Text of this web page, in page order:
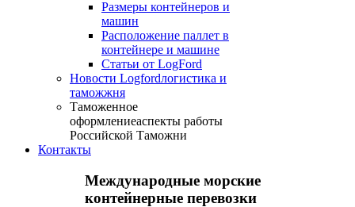
Размеры контейнеров и
машин
Расположение паллет в
контейнере и машине
Статьи от LogFord
Новости Logfordлогистика и
таможжня
Таможенное
оформлениеаспекты работы
Российской Таможни
Контакты
Международные морские
контейнерные перевозки